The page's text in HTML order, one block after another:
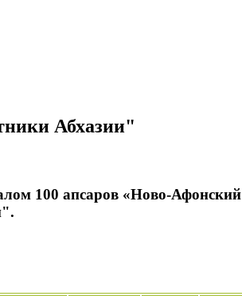
Абхазии"
100 апсаров «Ново-Афонский